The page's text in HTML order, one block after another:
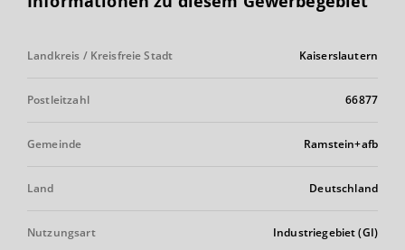
Landkreis / Kreisfreie Stadt Kaiserslautern
Postleitzahl 66877
Gemeinde Ramstein+afb
Land Deutschland
Nutzungsart Industriegebiet (GI)